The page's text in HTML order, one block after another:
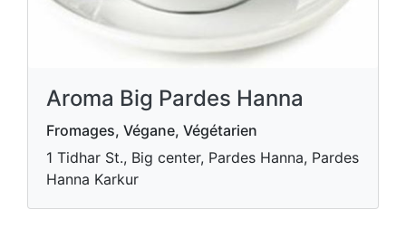
Aroma Big Pardes Hanna
Fromages, Végane, Végétarien
1 Tidhar St., Big center, Pardes Hanna, Pardes
Hanna Karkur